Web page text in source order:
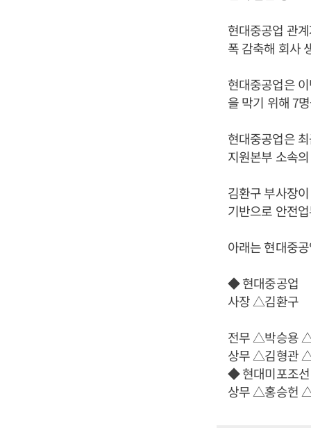
현대중공업 관
폭 감축해 회사
현대중공업은
을 막기 위해 7
현대중공업은
지원본부 소속
김환구 부사장
기반으로 안전
아래는 현대중
◆ 현대중공업
사장 △김환구
전무 △박승용
상무 △김형관
◆ 현대미포조선
상무 △홍승헌 △